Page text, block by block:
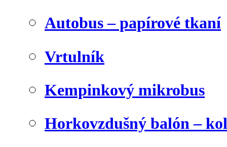
Autobus – papírové tkaní
Vrtulník
Kempinkový mikrobus
Horkovzdušný balón –